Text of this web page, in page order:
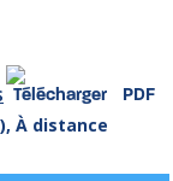
PDF
À distance